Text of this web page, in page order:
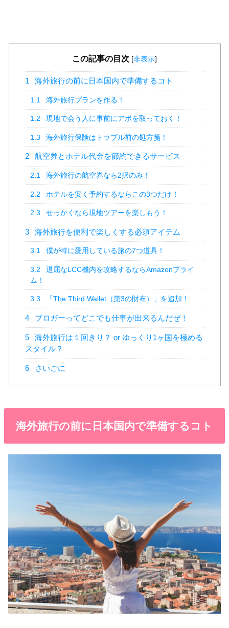
この記事の目次 [非表示]
1 海外旅行の前に日本国内で準備するコト
1.1 海外旅行プランを作る！
1.2 現地で会う人に事前にアポを取っておく！
1.3 海外旅行保険はトラブル前の処方箋！
2 航空券とホテル代金を節約できるサービス
2.1 海外旅行の航空券なら2択のみ！
2.2 ホテルを安く予約するならこの3つだけ！
2.3 せっかくなら現地ツアーを楽しもう！
3 海外旅行を便利で楽しくする必須アイテム
3.1 僕が特に愛用している旅の7つ道具！
3.2
退屈なLCC機内を攻略するならAmazonプライ
ム！
3.3 「The Third Wallet（第3の財布）」を追加！
4 ブロガーってどこでも仕事が出来るんだぜ！
5
海外旅行は１回きり？ or ゆっくり1ヶ国を極める
スタイル？
6 さいごに
海外旅行の前に日本国内で準備するコト